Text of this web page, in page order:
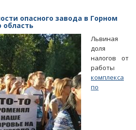
опасного завода в Горном
область
Львиная
доля
налогов от
работы
комплекса
по